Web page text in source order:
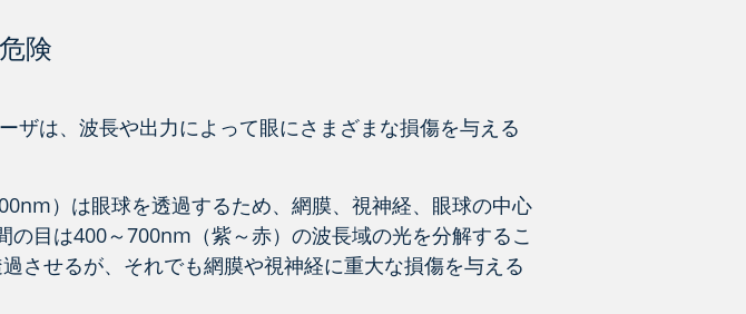
険
ザは、波長や出力によって眼にさまざまな損傷を与える
）は眼球を透過するため、網膜、視神経、眼球の中心
目は400～700nm（紫～赤）の波長域の光を分解するこ
させるが、それでも網膜や視神経に重大な損傷を与える